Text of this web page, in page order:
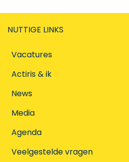
NUTTIGE LINKS
Vacatures
Actiris & ik
News
Media
Agenda
Veelgestelde vragen